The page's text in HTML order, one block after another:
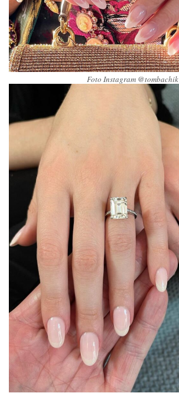
Foto Instagram @tombachik